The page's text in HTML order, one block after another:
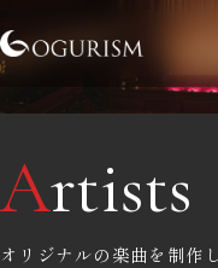
Artists
オリジナルの楽曲を制作